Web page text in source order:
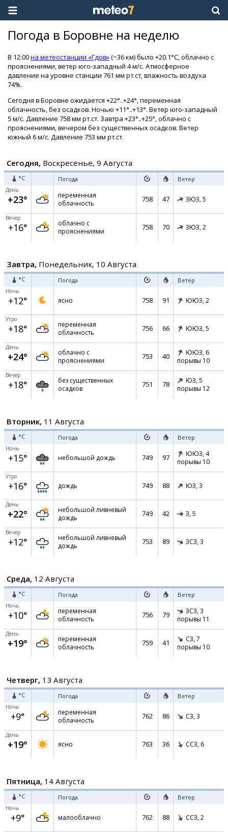
Погода в Боровне на неделю
В 12:00на метеостанции «Гдов»(~36 км) было +20.1°C, облачно с
прояснениями, ветер юго-западный 4 м/с. Атмосферное
давление на уровне станции 761 мм рт.ст, влажность воздуха
74%.
Сегодня в Боровне ожидается +22°..+24°, переменная
облачность, без осадков. Ночью +11°..+13°. Ветер юго-западный
5 м/с. Давление 758 мм рт.ст. Завтра +23°..+25°, облачно с
прояснениями, вечером без существенных осадков. Ветер
южный 6 м/с. Давление 753 мм рт.ст.
Сегодня, Воскресенье, 9 Августа
°C Погода Ветер
День
+23°
переменная
облачность
758 47 ЗЮЗ, 5
Вечер
+16°
облачно с
прояснениями
758 70 ЗЮЗ, 2
Завтра, Понедельник, 10 Августа
°C Погода Ветер
Ночь
+12° ясно 758 91 ЮЮЗ, 2
Утро
+18°
переменная
облачность
756 66 ЮЮЗ, 5
День
+24°
облачно с
прояснениями
753 40 ЮЮЗ, 6
порывы 10
Вечер
+18°
без существенных
осадков
751 78 ЮЗ, 5
порывы 12
Вторник, 11 Августа
°C Погода Ветер
Ночь
+15° небольшой дождь 749 97 ЮЮЗ, 4
порывы 10
Утро
+16° дождь 749 88 ЮЗ, 3
День
+22°
небольшой ливневый
дождь
749 42 З, 5
Вечер
+12°
небольшой ливневый
дождь
753 89 ЗСЗ, 3
Среда, 12 Августа
°C Погода Ветер
Ночь
+10°
переменная
облачность
756 79 ЗСЗ, 3
порывы 11
День
+19°
переменная
облачность
759 41 СЗ, 7
порывы 10
Четверг, 13 Августа
°C Погода Ветер
Ночь
+9°
переменная
облачность
762 86 СЗ, 3
День
+19° ясно 763 36 ССЗ, 6
Пятница, 14 Августа
°C Погода Ветер
Ночь
+9° малооблачно 762 88 ССЗ, 2